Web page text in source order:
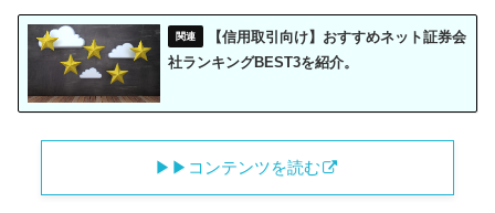
【信用取引向け】おすすめネット証券会
社ランキングBEST3を紹介。
▶︎▶︎コンテンツを読む